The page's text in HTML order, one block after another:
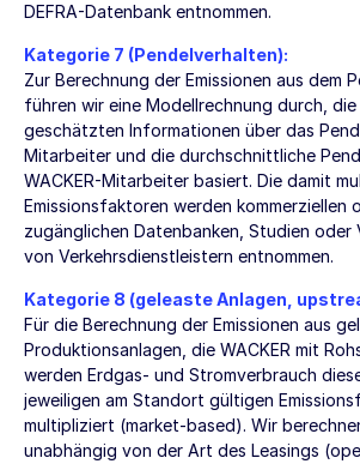
DEFRA-Datenbank entnommen.
Kategorie 7 (Pendelverhalten):
Zur Berechnung der Emissionen aus dem
führen wir eine Modellrechnung durch,
geschätzten Informationen über das
Mitarbeiter und die durchschnittliche
WACKER-Mitarbeiter basiert. Die damit
Emissionsfaktoren werden kommerziellen
zugänglichen Datenbanken, Studien
von Verkehrsdienstleistern entnommen.
Kategorie 8 (geleaste Anlagen,
Für die Berechnung der Emissionen aus
Produktionsanlagen, die WACKER mit
werden Erdgas- und Stromverbrauch
jeweiligen am Standort gültigen
multipliziert (market-based). Wir
unabhängig von der Art des Leasings